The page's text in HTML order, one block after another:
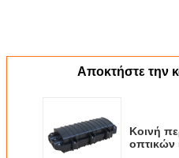
Αποκτήστε την
Κοινή
οπτικών